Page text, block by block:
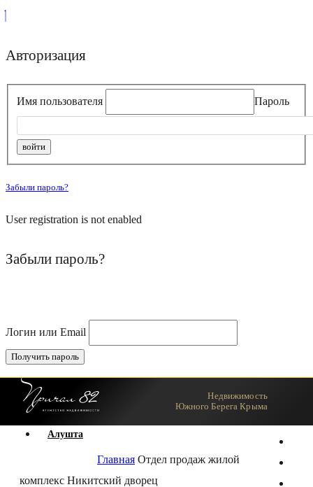
Авторизация
Имя пользователя Пароль
Забыли пароль?
User registration is not enabled
Забыли пароль?
Логин или Email
Ялта
Алушта
Недвижимость
Южного Берега Крыма
Главная Отдел продаж жилой
комплекс Никитский дворец